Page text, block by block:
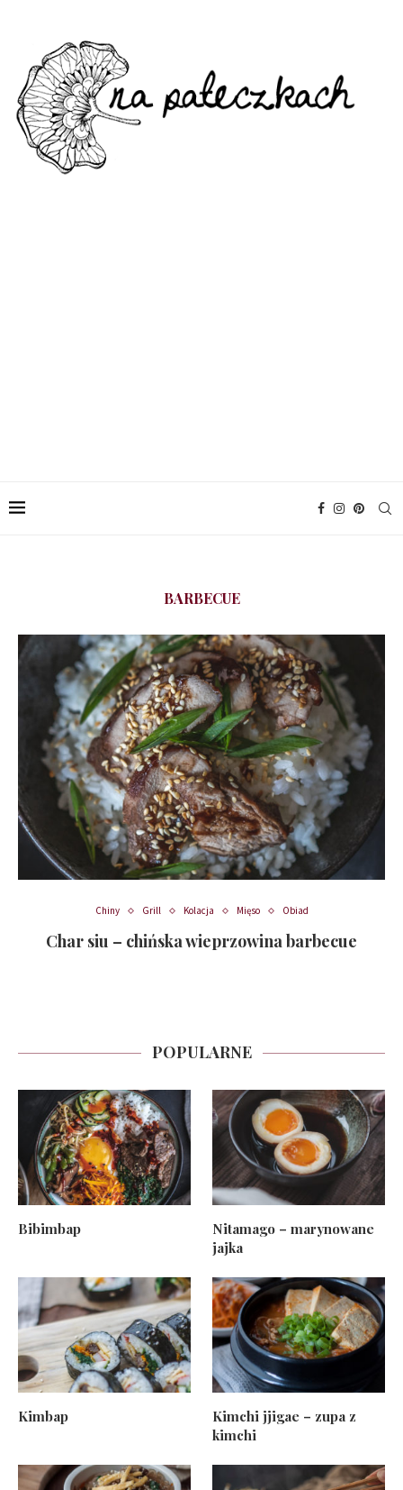
BARBECUE
Chiny Grill Kolacja Mięso Obiad
Char siu – chińska wieprzowina barbecue
POPULARNE
Bibimbap
Nitamago – marynowane
jajka
Kimbap
Kimchi jjigae – zupa z
kimchi